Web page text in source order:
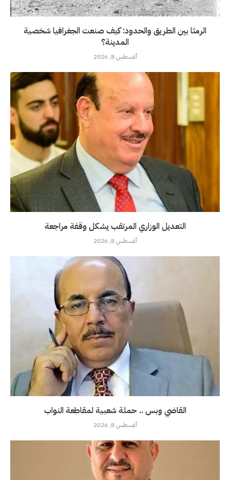
الرمثا بين الطريق والحدود: كيف صنعت الجغرافيا شخصية
المدينة؟
أغسطس 8, 2026
التعديل الوزاري المرتقب يشكل وقفة مراجعة
أغسطس 8, 2026
القاضي وبس .. حملة شعبية لمقاطعة النواب
أغسطس 8, 2026